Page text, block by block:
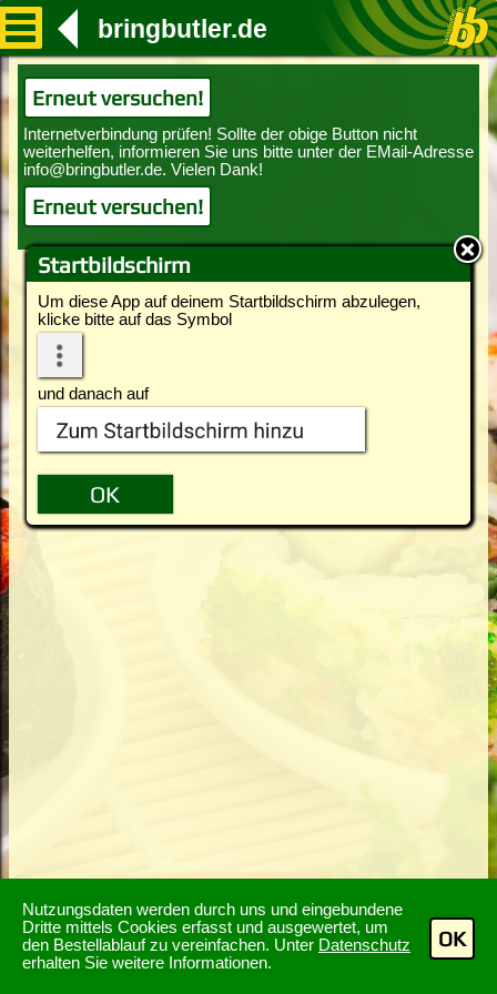
Nutzungsdaten werden durch uns und eingebundene
Dritte mittels Cookies erfasst und ausgewertet, um
den Bestellablauf zu vereinfachen. Unter Datenschutz
erhalten Sie weitere Informationen.
OK
Startbildschirm
Um diese App auf deinem Startbildschirm abzulegen,
klicke bitte auf das Symbol
und danach auf
bringbutler.de
Erneut versuchen!
Erneut versuchen!